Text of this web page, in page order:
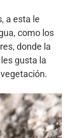
a esta le
como los
donde la
gusta la